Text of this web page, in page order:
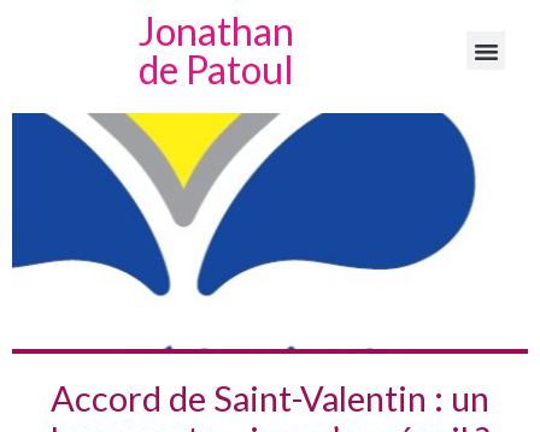
Jonathan
de Patoul
Accord de Saint-Valentin : un